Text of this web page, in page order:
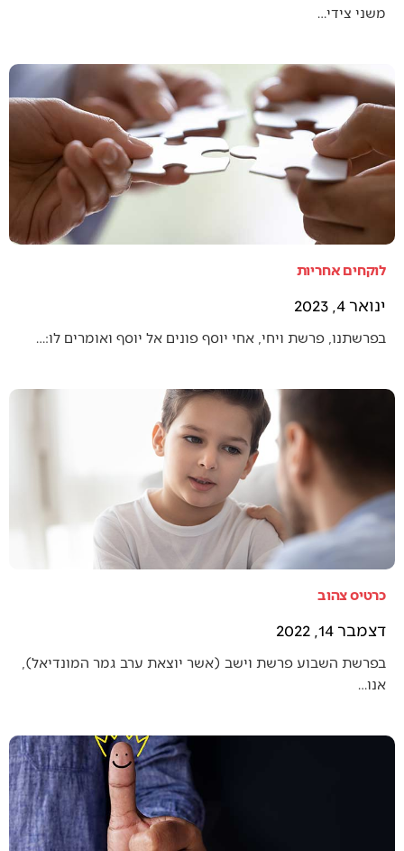
משני צידי…
לוקחים אחריות
ינואר 4, 2023
בפרשתנו, פרשת ויחי, אחי יוסף פונים אל יוסף ואומרים לו:…
כרטיס צהוב
דצמבר 14, 2022
בפרשת השבוע פרשת וישב (אשר יוצאת ערב גמר המונדיאל),
אנו…